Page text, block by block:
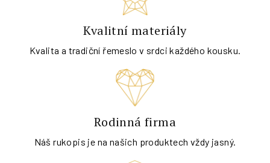
Kvalitní materiály
Kvalita a tradiční řemeslo v srdci každého kousku.
Rodinná firma
Náš rukopis je na našich produktech vždy jasný.